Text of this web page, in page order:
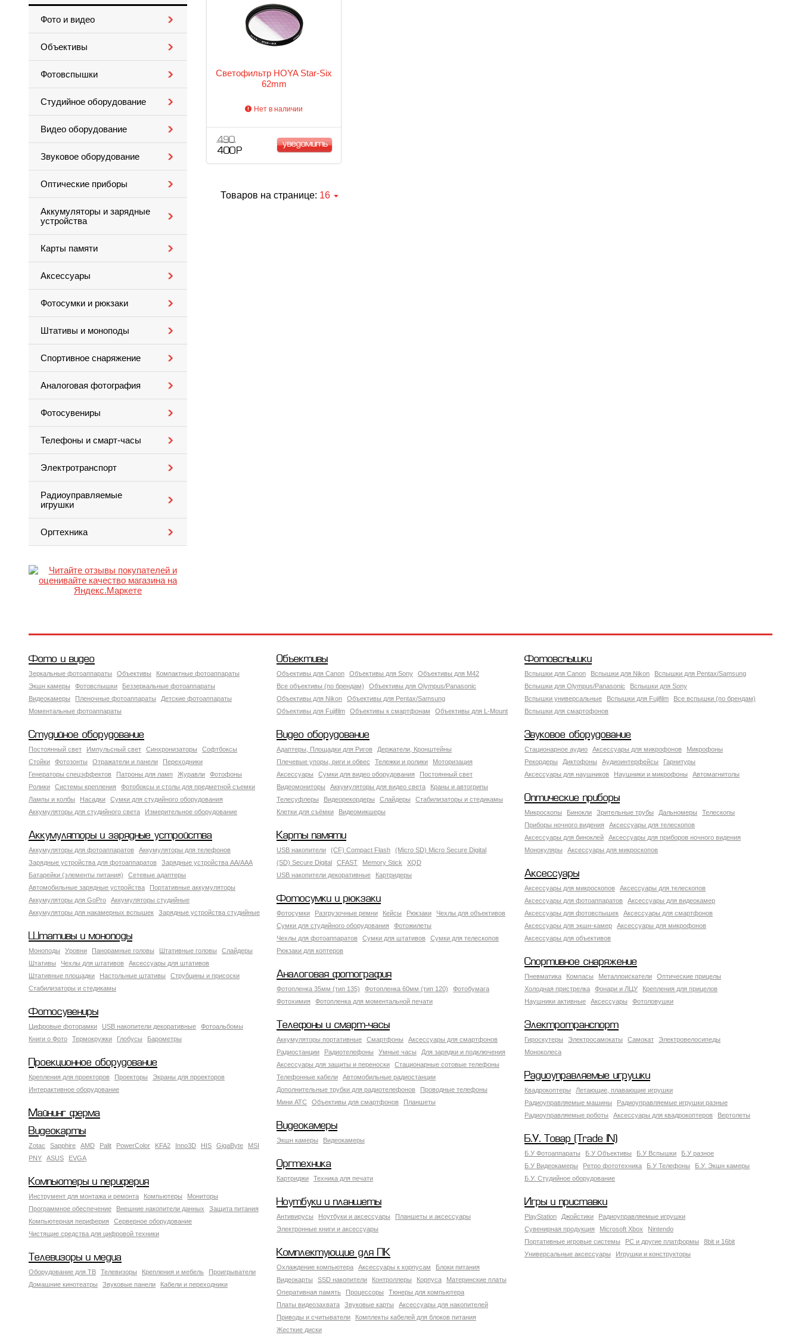
Фото и видео
Объективы
Фотовспышки
Студийное оборудование
Видео оборудование
Звуковое оборудование
Оптические приборы
Аккумуляторы и зарядные
устройства
Карты памяти
Аксессуары
Фотосумки и рюкзаки
Штативы и моноподы
Спортивное снаряжение
Аналоговая фотография
Фотосувениры
Телефоны и смарт-часы
Электротранспорт
Радиоуправляемые
игрушки
Оргтехника
Светофильтр HOYA Star-Six
62mm
Нет в наличии
490
400 Р
уведомить
Товаров на странице: 16
Фото и видео
Зеркальные фотоаппараты Объективы
Компактные фотоаппараты
Экшн камеры
Фотовспышки
Беззеркальные фотоаппараты
Видеокамеры
Пленочные фотоаппараты
Детские фотоаппараты
Моментальные фотоаппараты
Объективы
Объективы для Canon Объективы для Sony
Объективы для M42
Все объективы (по брендам)
Объективы для Olympus/Panasonic
Объективы для Nikon
Объективы для Pentax/Samsung
Объективы для Fujifilm
Объективы к смартфонам Объективы для L-Mount
Фотовспышки
Вспышки для Canon Вспышки для Nikon
Вспышки для Pentax/Samsung
Вспышки для Olympus/Panasonic
Вспышки для Sony
Вспышки универсальные
Вспышки для Fujifilm
Все вспышки (по брендам)
Вспышки для смартофонов
Студийное оборудование
Постоянный свет Импульсный свет Синхронизаторы
Софтбоксы
Стойки
Фотозонты Отражатели и панели
Переходники
Генераторы спецэффектов
Патроны для ламп Журавли
Фотофоны
Ролики
Системы крепления
Фотобоксы и столы для предметной съемки
Лампы и колбы
Насадки
Сумки для студийного оборудования
Аккумуляторы для студийного света
Измерительное оборудование
Видео оборудование
Адаптеры, Площадки для Ригов
Держатели, Кронштейны
Плечевые упоры, риги и обвес
Тележки и ролики
Моторизация
Аксессуары
Сумки для видео оборудования
Постоянный свет
Видеомониторы
Аккумуляторы для видео света
Краны и автогрипы
Телесуфлеры
Видеорекордеры Слайдеры
Стабилизаторы и стедикамы
Клетки для съёмки
Видеомикшеры
Звуковое оборудование
Стационарное аудио Аксессуары для микрофонов
Микрофоны
Рекордеры
Диктофоны Аудиоинтерфейсы
Гарнитуры
Аксессуары для наушников
Наушники и микрофоны Автомагнитолы
Оптические приборы
Микроскопы Бинокли Зрительные трубы Дальномеры
Телескопы
Приборы ночного видения
Аксессуары для телескопов
Аксессуары для биноклей
Аксессуары для приборов ночного видения
Монокуляры
Аксессуары для микроскопов
Аккумуляторы и зарядные устройства
Аккумуляторы для фотоаппаратов
Аккумуляторы для телефонов
Зарядные устройства для фотоаппаратов
Зарядные устройства AA/AAA
Батарейки (элементы питания)
Сетевые адаптеры
Автомобильные зарядные устройства
Портативные аккумуляторы
Аккумуляторы для GoPro
Аккумуляторы студийные
Аккумуляторы для накамерных вспышек
Зарядные устройства студийные
Карты памяти
USB накопители (CF) Compact Flash
(Micro SD) Micro Secure Digital
(SD) Secure Digital
CFAST Memory Stick
XQD
USB накопители декоративные
Картридеры Аксессуары
Аксессуары для микроскопов
Аксессуары для телескопов
Аксессуары для фотоаппаратов
Аксессуары для видеокамер
Аксессуары для фотовспышек
Аксессуары для смартфонов
Аксессуары для экшн-камер
Аксессуары для микрофонов
Аксессуары для объективов
Фотосумки и рюкзаки
Фотосумки Разгрузочные ремни Кейсы Рюкзаки
Чехлы для объективов
Сумки для студийного оборудования
Фотожилеты
Чехлы для фотоаппаратов
Сумки для штативов
Сумки для телескопов
Рюкзаки для коптеров
Штативы и моноподы
Моноподы Уровни Панорамные головы Штативные головы
Слайдеры
Штативы
Чехлы для штативов
Аксессуары для штативов
Штативные площадки
Настольные штативы
Струбцины и присоски
Стабилизаторы и стедикамы
Спортивное снаряжение
Пневматика Компасы Металлоискатели
Оптические прицелы
Холодная пристрелка
Фонари и ЛЦУ
Крепления для прицелов
Наушники активные
Аксессуары Фотоловушки
Аналоговая фотография
Фотопленка 35мм (тип 135) Фотопленка 60мм (тип 120)
Фотобумага
Фотохимия
Фотопленка для моментальной печати
Фотосувениры
Цифровые фоторамки USB накопители декоративные
Фотоальбомы
Книги о Фото
Термокружки Глобусы Барометры
Телефоны и смарт-часы
Аккумуляторы портативные Смартфоны
Аксессуары для смартфонов
Радиостанции
Радиотелефоны Умные часы
Для зарядки и подключения
Аксессуары для защиты и переноски
Стационарные сотовые телефоны
Телефонные кабели
Автомобильные радиостанции
Дополнительные трубки для радиотелефонов
Проводные телефоны
Мини АТС
Объективы для смартфонов Планшеты
Электротранспорт
Гироскутеры Электросамокаты Самокат
Электровелосипеды
Моноколеса
Проекционное оборудование
Крепления для проекторов Проекторы
Экраны для проекторов
Интерактивное оборудование
Радиоуправляемые игрушки
Квадрокоптеры
Летающие, плавающие игрушки
Радиоуправляемые машины
Радиоуправляемые игрушки разные
Радиоуправляемые роботы
Аксессуары для квадрокоптеров Вертолеты
Майнинг ферма
Видеокамеры
Экшн камеры Видеокамеры
Видеокарты
Zotac Sapphire AMD Palit PowerColor KFA2 Inno3D HIS GigaByte
MSI
PNY
ASUS EVGA
Б.У. Товар (Trade IN)
Б.У Фотоаппараты Б.У Объективы Б.У Вспышки
Б.У разное
Б.У Видеокамеры
Ретро фототехника Б.У Телефоны
Б.У. Экшн камеры
Б.У. Студийное оборудование
Оргтехника
Картриджи Техника для печати
Компьютеры и периферия
Инструмент для монтажа и ремонта Компьютеры
Мониторы
Программное обеспечение
Внешние накопители данных
Защита питания
Компьютерная периферия
Серверное оборудование
Чистящие средства для цифровой техники
Ноутбуки и планшеты
Антивирусы Ноутбуки и аксессуары
Планшеты и аксессуары
Электронные книги и аксессуары
Игры и приставки
PlayStation Джойстики
Радиоуправляемые игрушки
Сувенирная продукция
Microsoft Xbox
Nintendo
Портативные игровые системы
PC и другие платформы
8bit и 16bit
Универсальные аксессуары
Игрушки и конструкторы
Комплектующие для ПК
Охлаждение компьютера Аксессуары к корпусам
Блоки питания
Видеокарты
SSD накопители Контроллеры Корпуса
Материнские платы
Оперативная память
Процессоры
Тюнеры для компьютера
Платы видеозахвата
Звуковые карты
Аксессуары для накопителей
Приводы и считыватели
Комплекты кабелей для блоков питания
Жесткие диски
Телевизоры и медиа
Оборудование для ТВ Телевизоры Крепления и мебель
Проигрыватели
Домашние кинотеатры
Звуковые панели Кабели и переходники